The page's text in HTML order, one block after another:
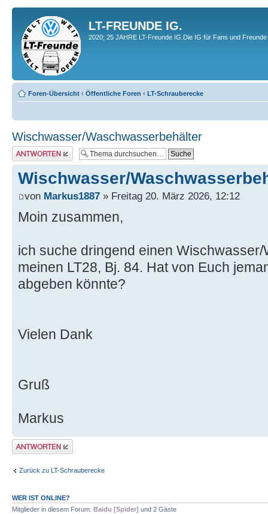
LT-FREUNDE IG.
2020; 25 JAHRE LT-Freunde IG.Die IG für Fans und
Foren-Übersicht ‹ Öffentliche Foren ‹ LT-Schrauberecke
Wischwasser/Waschwasserbehälter
Antwort erstellen
Wischwasser/
von Markus1887 » Freitag 20. März 2026, 12:12
Moin zusammen,
ich suche dringend einen
meinen LT28, Bj. 84. Hat von Euch
abgeben könnte?
Vielen Dank
Gruß
Markus
Antwort erstellen
Zurück zu LT-Schrauberecke
WER IST ONLINE?
Mitglieder in diesem Forum: Baidu [Spider] und 2 Gäste